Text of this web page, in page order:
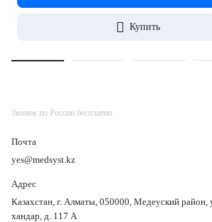
Купить
Звонок по России бесплатно
Почта
yes@medsyst.kz
Адрес
Казахстан, г. Алматы, 050000, Медеуский
хандар, д. 117 А